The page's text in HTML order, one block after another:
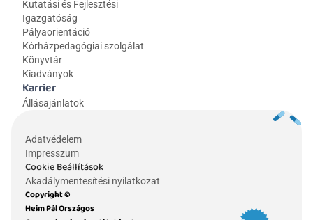
Kutatási és Fejlesztési
Igazgatóság
Pályaorientáció
Kórházpedagógiai szolgálat
Könyvtár
Kiadványok
Karrier
Állásajánlatok
Adatvédelem
Impresszum
Cookie Beállítások
Akadálymentesítési nyilatkozat
Copyright ©
Heim Pál Országos